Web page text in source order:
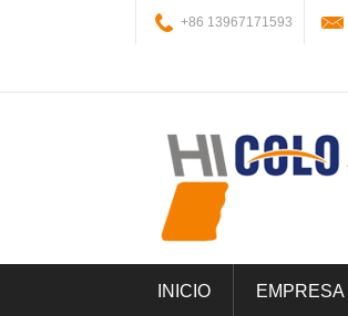
+86 13967171593
INICIO EMPRESA